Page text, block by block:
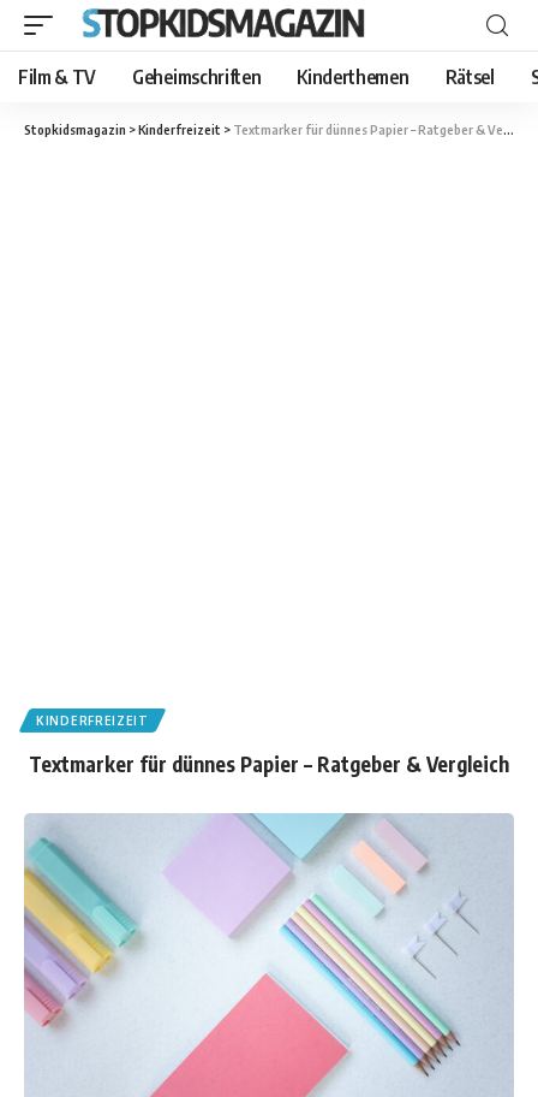
Film & TV Geheimschriften Kinderthemen Rätsel
Stopkidsmagazin >Kinderfreizeit > Textmarker für dünnes Papier – Ratgeber & Vergleich
KINDERFREIZEIT
Textmarker für dünnes Papier – Ratgeber & Vergleich